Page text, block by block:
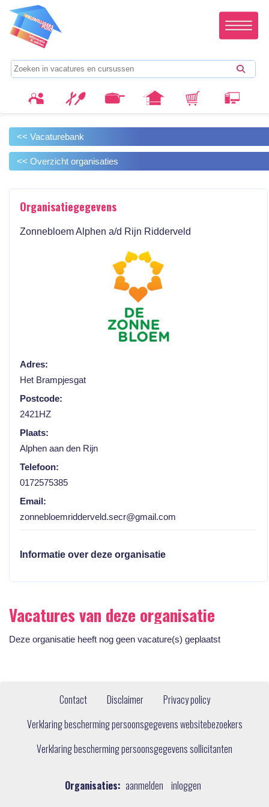
<< Vacaturebank
<< Overzicht organisaties
Organisatiegegevens
Zonnebloem Alphen a/d Rijn Ridderveld
Adres:
Het Brampjesgat
Postcode:
2421HZ
Plaats:
Alphen aan den Rijn
Telefoon:
0172575385
Email:
zonnebloemridderveld.secr@gmail.com
Informatie over deze organisatie
Vacatures van deze organisatie
Deze organisatie heeft nog geen vacature(s) geplaatst
Contact Disclaimer
Privacy policy
Verklaring bescherming persoonsgegevens websitebezoekers
Verklaring bescherming persoonsgegevens sollicitanten
Organisaties: aanmelden inloggen